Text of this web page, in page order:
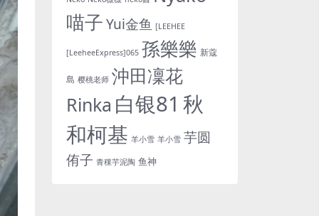
喵子Yui金鱼 [LEEHEE
[LeeheeExpress]065 孫樂樂 新蔻
島 樱桃老师 沖田凜花
Rinka 白银81 秋
和柯基 羊小雪 羊小雪 芋圆
侑子 青稞芋泥陶 鱼神